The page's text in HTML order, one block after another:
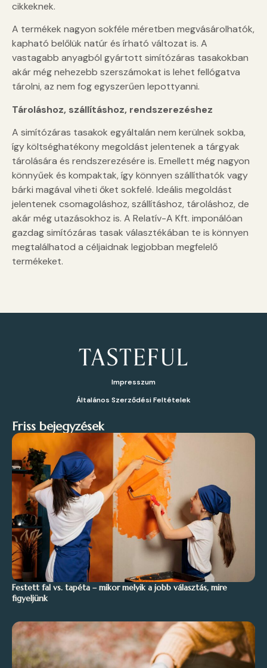
cikkeknek.
A termékek nagyon sokféle méretben megvásárolhatók,
kapható belőlük natúr és írható változat is. A
vastagabb anyagból gyártott simítózáras tasakokban
akár még nehezebb szerszámokat is lehet fellógatva
tárolni, az nem fog egyszerűen lepottyanni.
Tároláshoz, szállításhoz, rendszerezéshez
A simítózáras tasakok egyáltalán nem kerülnek sokba,
így költséghatékony megoldást jelentenek a tárgyak
tárolására és rendszerezésére is. Emellett még nagyon
könnyűek és kompaktak, így könnyen szállíthatók vagy
bárki magával viheti őket sokfelé. Ideális megoldást
jelentenek csomagoláshoz, szállításhoz, tároláshoz, de
akár még utazásokhoz is. A Relatív-A Kft. imponálóan
gazdag simítózáras tasak választékában te is könnyen
megtalálhatod a céljaidnak legjobban megfelelő
termékeket.
Impresszum
Általános Szerződési Feltételek
Friss bejegyzések
Festett fal vs. tapéta – mikor melyik a jobb választás, mire
figyeljünk